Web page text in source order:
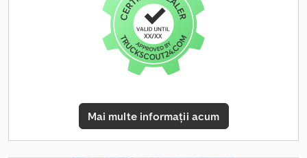
Djdpfxolb Rt Ij Acrsck
Mai multe informații acum